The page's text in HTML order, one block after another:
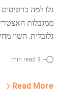
ממגבלות
גלובלית. השוו
~ 9 min read
Read More